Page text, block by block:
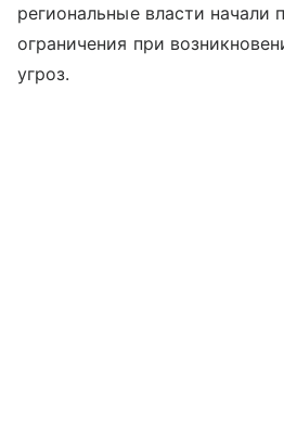
региональные власти начали
ограничения при
угроз.